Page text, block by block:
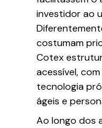
investidor ao
costumam
Cotex
acessível,
tecnologia
ágeis e
Ao longo dos